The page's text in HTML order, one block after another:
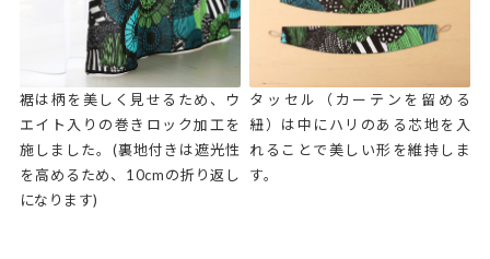
裾は柄を美しく見せるため、ウ
エイト入りの巻きロック加工を
施しました。(裏地付きは遮光性
を高めるため、10cmの折り返し
になります)
タッセル（カーテンを留める
紐）は中にハリのある芯地を入
れることで美しい形を維持しま
す。